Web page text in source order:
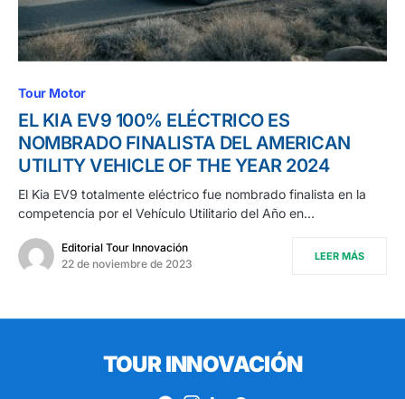
Tour Motor
EL KIA EV9 100% ELÉCTRICO ES
NOMBRADO FINALISTA DEL AMERICAN
UTILITY VEHICLE OF THE YEAR 2024
El Kia EV9 totalmente eléctrico fue nombrado finalista en la
competencia por el Vehículo Utilitario del Año en…
Editorial Tour Innovación
22 de noviembre de 2023
LEER MÁS
TOUR INNOVACIÓN